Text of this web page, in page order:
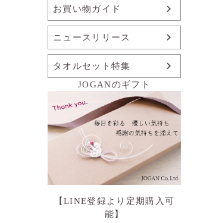
お買い物ガイド
ニュースリリース
タオルセット特集
JOGANのギフト
【LINE登録より定期購入可
能】